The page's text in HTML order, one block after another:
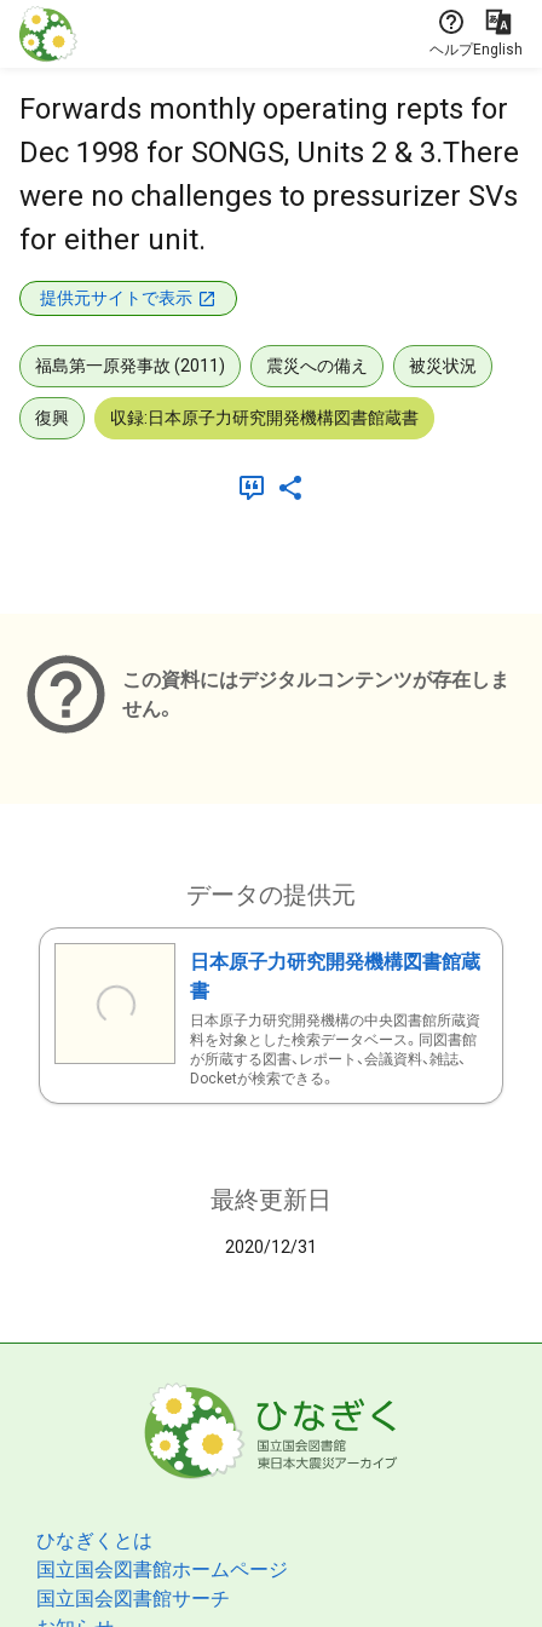
本文に飛ぶ
ヘルプEnglish
Forwards monthly operating repts for
Dec 1998 for SONGS, Units 2 & 3.There
were no challenges to pressurizer SVs
for either unit.
提供元サイトで表示
福島第一原発事故 (2011) 震災への備え 被災状況
復興 収録:日本原子力研究開発機構図書館蔵書
この資料にはデジタルコンテンツが存在しま
せん。
データの提供元
日本原子力研究開発機構図書館蔵
書
日本原子力研究開発機構の中央図書館所蔵資
料を対象とした検索データベース。同図書館
が所蔵する図書、レポート、会議資料、雑誌、
Docketが検索できる。
最終更新日
2020/12/31
ひなぎくとは
国立国会図書館ホームページ
国立国会図書館サーチ